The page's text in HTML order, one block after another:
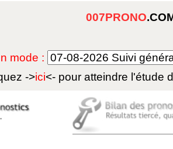
007PRONO
mode :
->ici<- pour atteindre l'étude